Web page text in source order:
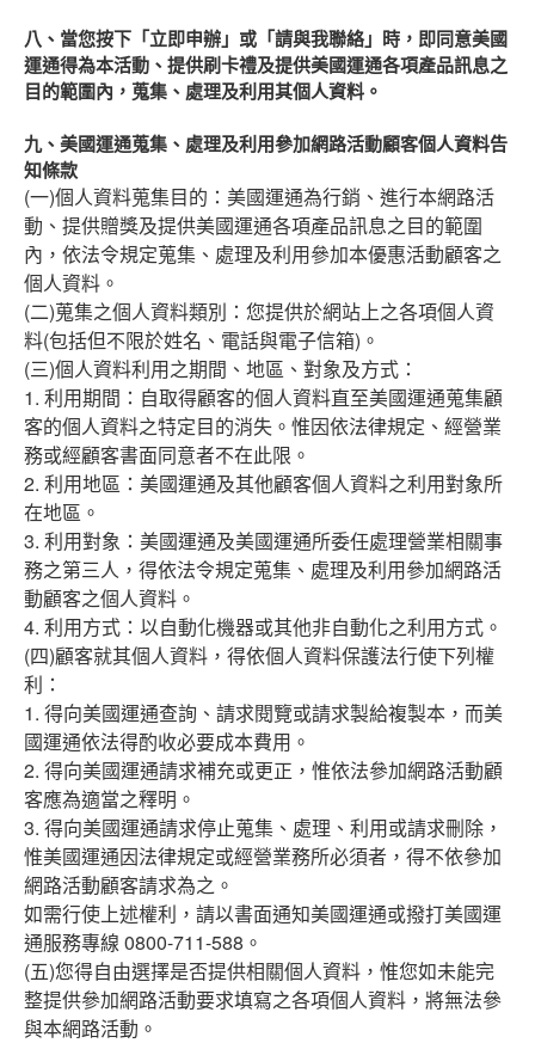
八、當您按下「立即申辦」或「請與我聯絡」時，即同意美國
運通得為本活動、提供刷卡禮及提供美國運通各項產品訊息之
目的範圍內，蒐集、處理及利用其個人資料。
九、美國運通蒐集、處理及利用參加網路活動顧客個人資料告
知條款
(一)個人資料蒐集目的：美國運通為行銷、進行本網路活
動、提供贈獎及提供美國運通各項產品訊息之目的範圍
內，依法令規定蒐集、處理及利用參加本優惠活動顧客之
個人資料。
(二)蒐集之個人資料類別：您提供於網站上之各項個人資
料(包括但不限於姓名、電話與電子信箱)。
(三)個人資料利用之期間、地區、對象及方式：
1. 利用期間：自取得顧客的個人資料直至美國運通蒐集顧
客的個人資料之特定目的消失。惟因依法律規定、經營業
務或經顧客書面同意者不在此限。
2. 利用地區：美國運通及其他顧客個人資料之利用對象所
在地區。
3. 利用對象：美國運通及美國運通所委任處理營業相關事
務之第三人，得依法令規定蒐集、處理及利用參加網路活
動顧客之個人資料。
4. 利用方式：以自動化機器或其他非自動化之利用方式。
(四)顧客就其個人資料，得依個人資料保護法行使下列權
利：
1. 得向美國運通查詢、請求閱覽或請求製給複製本，而美
國運通依法得酌收必要成本費用。
2. 得向美國運通請求補充或更正，惟依法參加網路活動顧
客應為適當之釋明。
3. 得向美國運通請求停止蒐集、處理、利用或請求刪除，
惟美國運通因法律規定或經營業務所必須者，得不依參加
網路活動顧客請求為之。
如需行使上述權利，請以書面通知美國運通或撥打美國運
通服務專線 0800-711-588。
(五)您得自由選擇是否提供相關個人資料，惟您如未能完
整提供參加網路活動要求填寫之各項個人資料，將無法參
與本網路活動。